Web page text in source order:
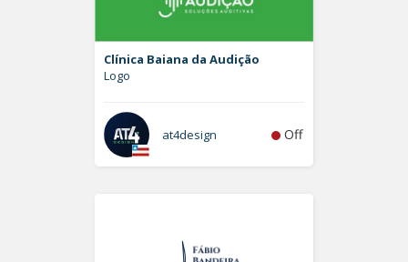
Clínica Baiana da Audição
Logo
at4design Off